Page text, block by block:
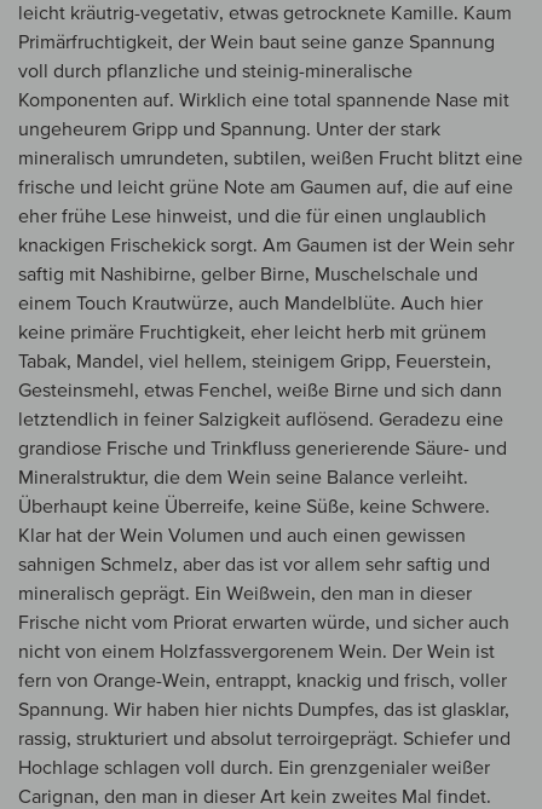
leicht kräutrig-vegetativ, etwas getrocknete Kamille. Kaum
Primärfruchtigkeit, der Wein baut seine ganze Spannung
voll durch pflanzliche und steinig-mineralische
Komponenten auf. Wirklich eine total spannende Nase mit
ungeheurem Gripp und Spannung. Unter der stark
mineralisch umrundeten, subtilen, weißen Frucht blitzt eine
frische und leicht grüne Note am Gaumen auf, die auf eine
eher frühe Lese hinweist, und die für einen unglaublich
knackigen Frischekick sorgt. Am Gaumen ist der Wein sehr
saftig mit Nashibirne, gelber Birne, Muschelschale und
einem Touch Krautwürze, auch Mandelblüte. Auch hier
keine primäre Fruchtigkeit, eher leicht herb mit grünem
Tabak, Mandel, viel hellem, steinigem Gripp, Feuerstein,
Gesteinsmehl, etwas Fenchel, weiße Birne und sich dann
letztendlich in feiner Salzigkeit auflösend. Geradezu eine
grandiose Frische und Trinkfluss generierende Säure- und
Mineralstruktur, die dem Wein seine Balance verleiht.
Überhaupt keine Überreife, keine Süße, keine Schwere.
Klar hat der Wein Volumen und auch einen gewissen
sahnigen Schmelz, aber das ist vor allem sehr saftig und
mineralisch geprägt. Ein Weißwein, den man in dieser
Frische nicht vom Priorat erwarten würde, und sicher auch
nicht von einem Holzfassvergorenem Wein. Der Wein ist
fern von Orange-Wein, entrappt, knackig und frisch, voller
Spannung. Wir haben hier nichts Dumpfes, das ist glasklar,
rassig, strukturiert und absolut terroirgeprägt. Schiefer und
Hochlage schlagen voll durch. Ein grenzgenialer weißer
Carignan, den man in dieser Art kein zweites Mal findet.